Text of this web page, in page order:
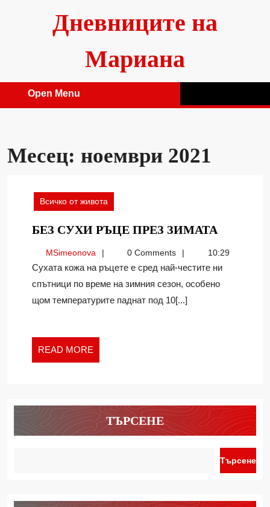
Дневниците на
Мариана
Open Menu
Месец: ноември 2021
Всичко от живота
БЕЗ СУХИ РЪЦЕ ПРЕЗ ЗИМАТА
РЪЦЕ
ПРЕЗ
ЗИМАТА
MSimeonovaMSimeonova0 Comments 10:29
Сухата кожа на ръцете е сред най-честите ни
спътници по време на зимния сезон, особено
щом температурите паднат под 10[...]
READ MORE
MORE
ТЪРСЕНЕ
Търсене